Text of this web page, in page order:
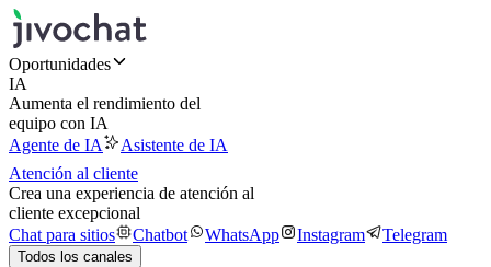
Oportunidades
IA
Aumenta el rendimiento del
equipo con IA
Agente de IA
Asistente de IA
Atención al cliente
Crea una experiencia de atención al
cliente excepcional
Chat para sitios
Chatbot WhatsApp Instagram Telegram
Todos los canales